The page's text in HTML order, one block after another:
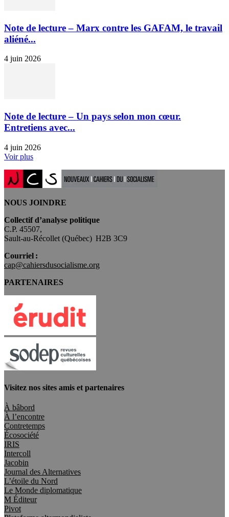
Note de lecture – Marx contre les GAFAM, le travail
aliéné...
4 juin 2026
Note de lecture – Un pays selon mon cœur.
Entretiens avec...
4 juin 2026
Voir plus
NOUS JOINDRE
Collectif d’analyse politique
C.P. 45507,
Sault-au-Récollet (Québec) H2B 3C9
Courriel :
cap@cahiersdusocialisme.org
PARTENAIRES
Visitez nos sites amis et partenaires
À bâbord
À l’encontre
Contretemps
Écosociété
IRIS
Intercoll
Jacobin
Journal des Alternatives
L’étoile du Nord
Le Monde diplomatique
M Éditeur
Pivot